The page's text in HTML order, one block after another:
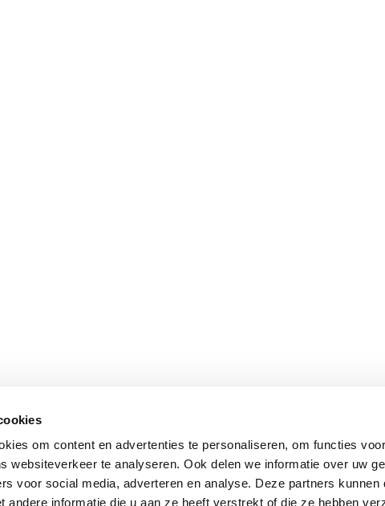
om content en advertenties te personaliseren, om functies
websiteverkeer te analyseren. Ook delen we informatie over uw
voor social media, adverteren en analyse. Deze partners kunnen
andere informatie die u aan ze heeft verstrekt of die ze hebben